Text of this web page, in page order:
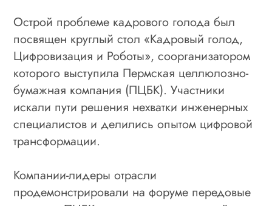
Острой проблеме кадрового голода был
посвящен круглый стол «Кадровый голод,
Цифровизация и Роботы», соорганизатором
которого выступила Пермская целлюлозно-
бумажная компания (ПЦБК). Участники
искали пути решения нехватки инженерных
специалистов и делились опытом цифровой
трансформации.
Компании-лидеры отрасли
продемонстрировали на форуме передовые